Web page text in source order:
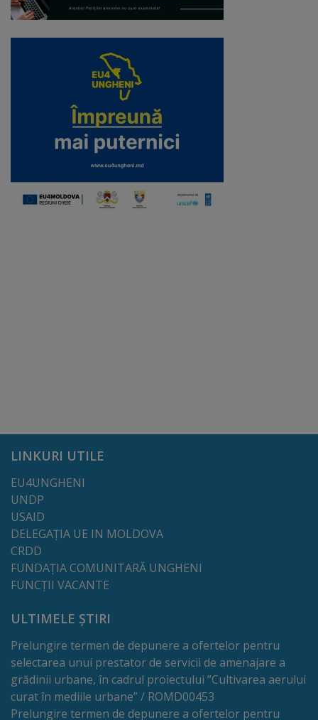
imagini
Galerie
Galerii
foto
Administrație
Primărie
de
funcționare
și
calitate
Consiliul
Municipal
Secretar
Consilieri
LINKURI UTILE
EU4UNGHENI
UNDP
USAID
DELEGAȚIA UE IN MOLDOVA
CRDD
FUNDAȚIA COMUNITARĂ UNGHENI
FUNCȚII VACANTE
ULTIMELE ȘTIRI
Prelungire termen de depunere a ofertelor pentru
selectarea unui prestator de servicii de amenajare a
grădinii urbane, în cadrul proiectului ”Cultivarea aerului
curat în mediile urbane” / ROMD00453
Prelungire termen de depunere a ofertelor pentru